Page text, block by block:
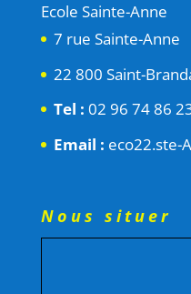
Ecole Sainte-Anne
7 rue Sainte-Anne
22 800 Saint-
Tel : 02 96 74 86
Email : eco22.ste-
Nous situer